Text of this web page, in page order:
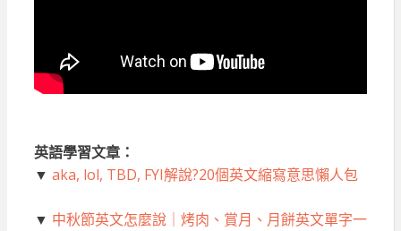
英語學習文章：
▼ aka, lol, TBD, FYI解說?20個英文縮寫意思懶人包
▼ 中秋節英文怎麼說｜烤肉、賞月、月餅英文單字一